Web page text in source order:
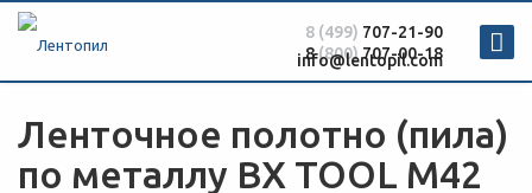
8(800)707-00-18
8 (499) 707-21-90
info@lentopil.com
Ленточное полотно (пила)
по металлу BX TOOL M42